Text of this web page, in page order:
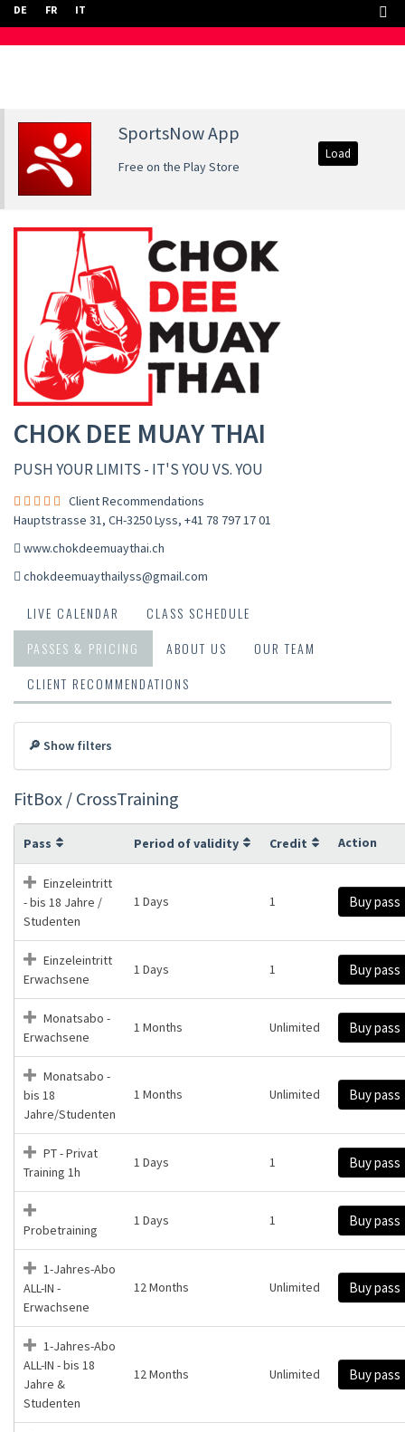
DE FR IT
SportsNow App
Free on the Play Store
Load
CHOK DEE MUAY THAI
PUSH YOUR LIMITS - IT'S YOU VS. YOU
Client Recommendations
Hauptstrasse 31, CH-3250 Lyss, +41 78 797 17 01
www.chokdeemuaythai.ch
chokdeemuaythailyss@gmail.com
LIVE CALENDAR
CLASS SCHEDULE
PASSES & PRICING
ABOUT US
OUR TEAM
CLIENT RECOMMENDATIONS
🔎 Show filters
FitBox / CrossTraining
Pass Period of validity Credit Action
Einzeleintritt
- bis 18 Jahre /
Studenten
1 Days 1 Buy pass
Einzeleintritt
Erwachsene
1 Days 1 Buy pass
Monatsabo -
Erwachsene
1 Months Unlimited Buy pass
Monatsabo -
bis 18
Jahre/Studenten
1 Months Unlimited Buy pass
PT - Privat
Training 1h
1 Days 1 Buy pass
Probetraining
1 Days 1 Buy pass
1-Jahres-Abo
ALL-IN -
Erwachsene
12 Months Unlimited Buy pass
1-Jahres-Abo
ALL-IN - bis 18
Jahre &
Studenten
12 Months Unlimited Buy pass